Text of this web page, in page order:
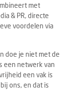
met
& PR, directe
voordelen via
doe je niet met de
een netwerk van
een vak is
ons, en dat is